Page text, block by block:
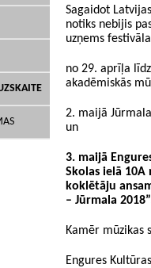
Sagaidot
notiks nebijis
uzņems
no 29. aprīļa
akadēmiskās
2. maijā
un
3. maijā
Skolas ielā
koklētāju
– Jūrmala
Kamēr mūzikas
Engures